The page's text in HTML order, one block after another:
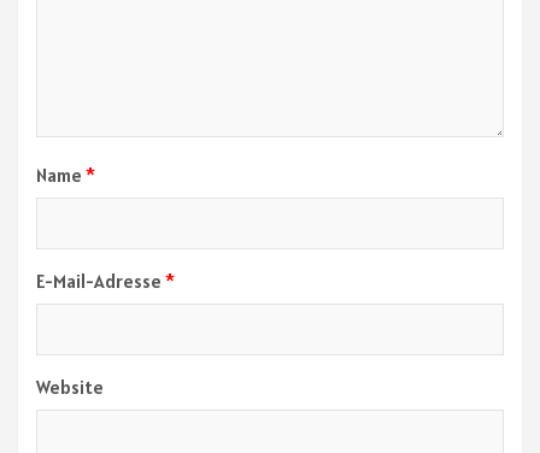
Name *
E-Mail-Adresse *
Website